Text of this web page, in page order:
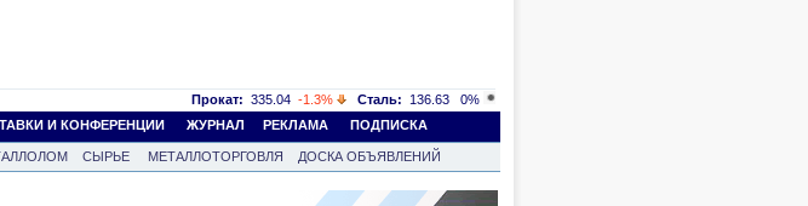
Прокат: 335.04 -1.3% Сталь: 136.63
0%
И КОНФЕРЕНЦИИ ЖУРНАЛ РЕКЛАМА ПОДПИСКА
СЫРЬЕ МЕТАЛЛОТОРГОВЛЯ
ДОСКА ОБЪЯВЛЕНИЙ